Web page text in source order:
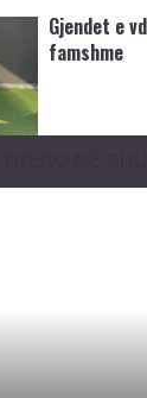
Gjendet e
famshme